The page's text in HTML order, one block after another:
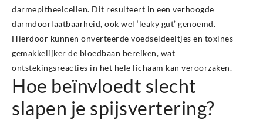
darmepitheelcellen. Dit resulteert in een verhoogde
darmdoorlaatbaarheid, ook wel ‘leaky gut’ genoemd.
Hierdoor kunnen onverteerde voedseldeeltjes en toxines
gemakkelijker de bloedbaan bereiken, wat
ontstekingsreacties in het hele lichaam kan veroorzaken.
Hoe beïnvloedt slecht
slapen je spijsvertering?